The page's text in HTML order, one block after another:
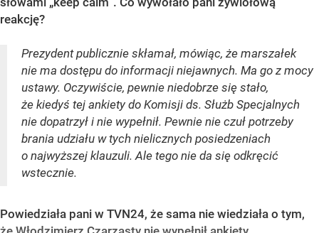
reakcję?
Prezydent publicznie skłamał, mówiąc, że marszałek
nie ma dostępu do informacji niejawnych. Ma go z mocy
ustawy. Oczywiście, pewnie niedobrze się stało,
że kiedyś tej ankiety do Komisji ds. Służb Specjalnych
nie dopatrzył i nie wypełnił. Pewnie nie czuł potrzeby
brania udziału w tych nielicznych posiedzeniach
o najwyższej klauzuli. Ale tego nie da się odkręcić
wstecznie.
Powiedziała pani w TVN24, że sama nie wiedziała o tym,